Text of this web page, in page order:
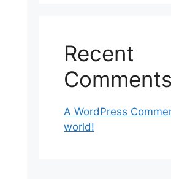
Recent
Comments
A WordPress
world!